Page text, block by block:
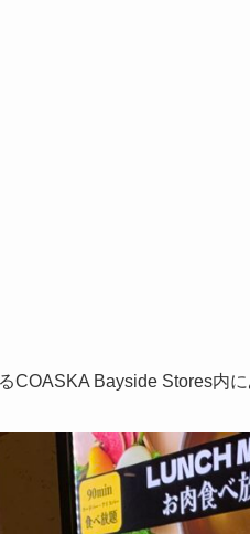
COASKA Bayside Stores内